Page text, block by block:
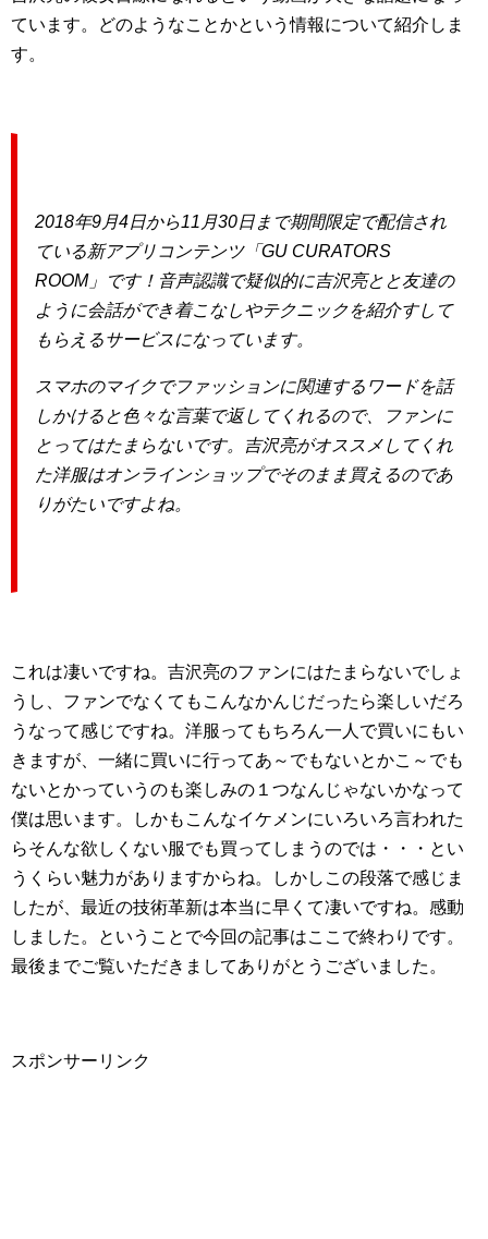
ています。どのようなことかという情報について紹介しま
す。
2018年9月4日から11月30日まで期間限定で配信され
ている新アプリコンテンツ「GU CURATORS
ROOM」です！音声認識で疑似的に吉沢亮とと友達の
ように会話ができ着こなしやテクニックを紹介すして
もらえるサービスになっています。
スマホのマイクでファッションに関連するワードを話
しかけると色々な言葉で返してくれるので、ファンに
とってはたまらないです。吉沢亮がオススメしてくれ
た洋服はオンラインショップでそのまま買えるのであ
りがたいですよね。
これは凄いですね。吉沢亮のファンにはたまらないでしょ
うし、ファンでなくてもこんなかんじだったら楽しいだろ
うなって感じですね。洋服ってもちろん一人で買いにもい
きますが、一緒に買いに行ってあ～でもないとかこ～でも
ないとかっていうのも楽しみの１つなんじゃないかなって
僕は思います。しかもこんなイケメンにいろいろ言われた
らそんな欲しくない服でも買ってしまうのでは・・・とい
うくらい魅力がありますからね。しかしこの段落で感じま
したが、最近の技術革新は本当に早くて凄いですね。感動
しました。ということで今回の記事はここで終わりです。
最後までご覧いただきましてありがとうございました。
スポンサーリンク